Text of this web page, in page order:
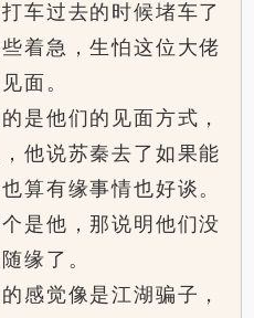
过去的时候堵车了
着急，生怕这位大佬
面。
他们的见面方式，
他说苏秦去了如果能
算有缘事情也好谈。
他，那说明他们没
缘了。
觉像是江湖骗子，